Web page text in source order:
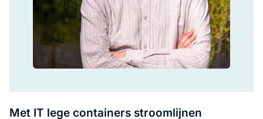
Met IT lege containers stroomlijnen